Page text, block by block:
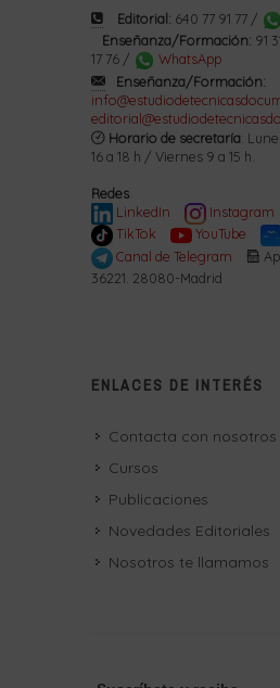
Editorial: 640 77 91 77 /
Enseñanza/Formación: 91
17 76 /
WhatsApp
Enseñanza/Formación:
Horario de secretaría:
16 a 18 h / Viernes 9 a 15 h.
Redes
LinkedIn
Instagram
TikTok
YouTube
Canal de Telegram
36221. 28080-Madrid
ENLACES DE INTERÉS
Contacta con nosotros
Cursos
Publicaciones
Novedades Editoriales
Nosotros te llamamos